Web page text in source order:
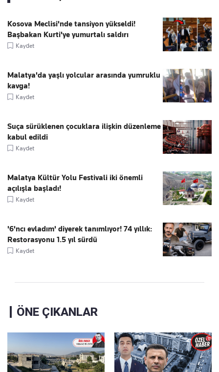
Kosova Meclisi'nde tansiyon yükseldi!
Başbakan Kurti'ye yumurtalı saldırı
Kaydet
Malatya'da yaşlı yolcular arasında yumruklu
kavga!
Kaydet
Suça sürüklenen çocuklara ilişkin düzenleme
kabul edildi
Kaydet
Malatya Kültür Yolu Festivali iki önemli
açılışla başladı!
Kaydet
'6'ncı evladım' diyerek tanımlıyor! 74 yıllık:
Restorasyonu 1.5 yıl sürdü
Kaydet
ÖNE ÇIKANLAR